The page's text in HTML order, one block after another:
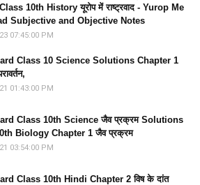
Class 10th History यूरोप में राष्ट्रवाद - Yurop Me
Subjective and Objective Notes
07:45:00 PM
Class 10 Science Solutions Chapter 1
01:43:00 PM
Class 10th Science जैव प्रक्रम Solutions
Biology Chapter 1 जैव प्रक्रम
03:54:00 PM
Class 10th Hindi Chapter 2 विष के दांत